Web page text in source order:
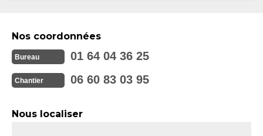
Nos coordonnées
Bureau 01 64 04 36 25
Chantier 06 60 83 03 95
Nous localiser